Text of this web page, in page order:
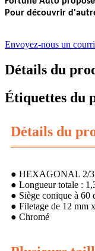
Pour découvrir
Envoyez-nous un
Détails du
Étiquettes du
Détails du
● HEXAGONAL 2/
● Longueur totale :
● Siège conique à 60
● Filetage de 12 mm
● Chromé